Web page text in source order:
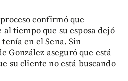
confirmó que
tiempo que su esposa dejó
en el Sena. Sin
González aseguró que está
su cliente no está buscando